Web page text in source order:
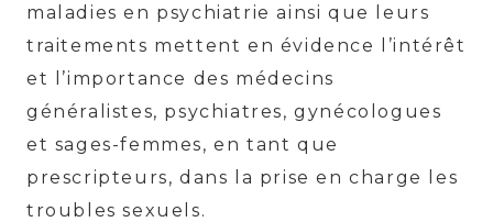
maladies en psychiatrie ainsi que leurs
traitements mettent en évidence l’intérêt
et l’importance des médecins
généralistes, psychiatres, gynécologues
et sages-femmes, en tant que
prescripteurs, dans la prise en charge les
troubles sexuels.